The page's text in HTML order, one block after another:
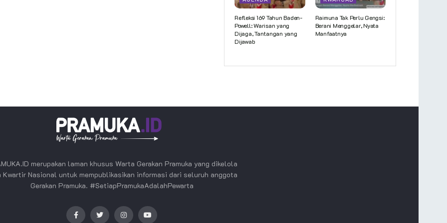
Refleksi 169 Tahun Baden-
Powell: Warisan yang
Dijaga, Tantangan yang
Dijawab
Raimuna Tak Perlu Gengsi:
Berani Menggelar, Nyata
Manfaatnya
merupakan laman khusus Warta Gerakan Pramuka yang dikelola
Kwartir Nasional untuk mempublikasikan informasi dari seluruh anggota
Gerakan Pramuka. #SetiapPramukaAdalahPewarta